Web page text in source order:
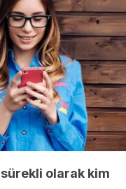
olarak kim